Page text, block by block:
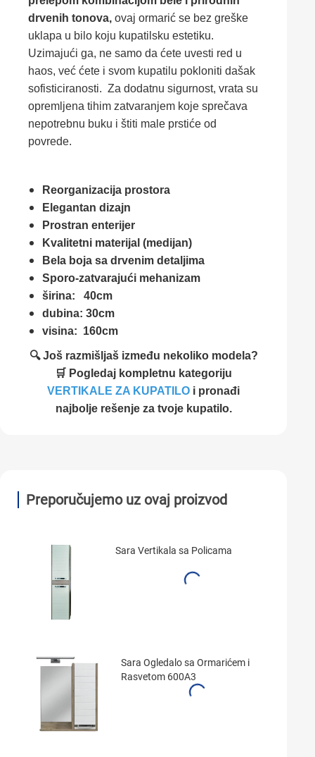
drvenih tonova, ovaj ormarić se bez greške
uklapa u bilo koju kupatilsku estetiku.
Uzimajući ga, ne samo da ćete uvesti red u
haos, već ćete i svom kupatilu pokloniti dašak
sofisticiranosti. Za dodatnu sigurnost, vrata su
opremljena tihim zatvaranjem koje sprečava
nepotrebnu buku i štiti male prstiće od
povrede.
Reorganizacija prostora
Elegantan dizajn
Prostran enterijer
Kvalitetni materijal (medijan)
Bela boja sa drvenim detaljima
Sporo-zatvarajući mehanizam
širina: 40cm
dubina: 30cm
visina: 160cm
🔍 Još razmišljaš između nekoliko modela?
🛒 Pogledaj kompletnu kategoriju
VERTIKALE ZA KUPATILO i pronađi
najbolje rešenje za tvoje kupatilo.
Preporučujemo uz ovaj proizvod
Sara Vertikala sa Policama
Sara Ogledalo sa Ormarićem i
Rasvetom 600A3